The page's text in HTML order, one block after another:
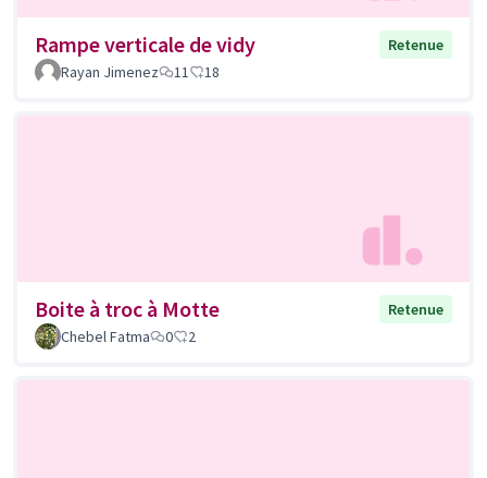
Rampe verticale de vidy
Retenue
Rayan Jimenez
11 18
Boite à troc à Motte
Retenue
Chebel Fatma
0 2